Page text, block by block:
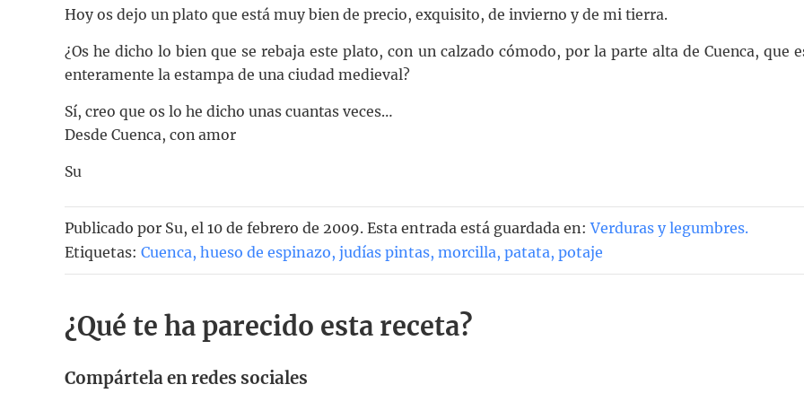
Hoy os dejo un plato que está muy bien de precio, exquisito, de invierno y de mi tierra.
¿Os he dicho lo bien que se rebaja este plato, con un calzado cómodo, por la parte alta de Cuenca, que
enteramente la estampa de una ciudad medieval?
Sí, creo que os lo he dicho unas cuantas veces…
Desde Cuenca, con amor
Su
Publicado por Su, el 10 de febrero de 2009. Esta entrada está guardada en: Verduras y legumbres.
Etiquetas: Cuenca, hueso de espinazo, judías pintas, morcilla, patata, potaje
¿Qué te ha parecido esta receta?
Compártela en redes sociales